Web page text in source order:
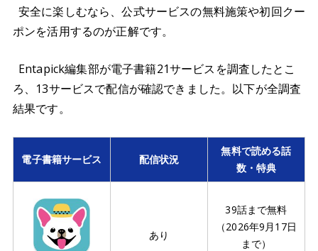
安全に楽しむなら、公式サービスの無料施策や初回クー
ポンを活用するのが正解です。
Entapick編集部が電子書籍21サービスを調査したとこ
ろ、13サービスで配信が確認できました。以下が全調査
結果です。
電子書籍サービス 配信状況
無料で読める話
数・特典
あり
39話まで無料
（2026年9月17日
まで）